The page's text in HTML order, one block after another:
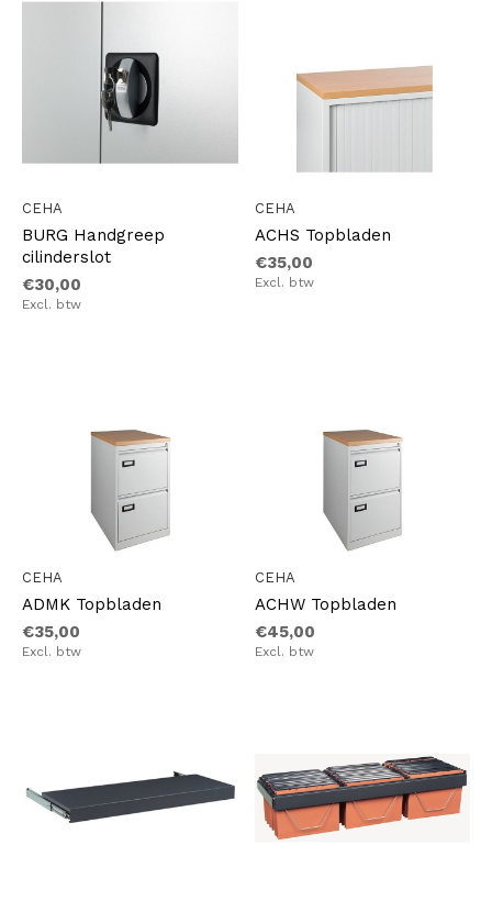
CEHA
BURG Handgreep
cilinderslot
€30,00
Excl. btw
CEHA
ACHS Topbladen
€35,00
Excl. btw
CEHA
ADMK Topbladen
€35,00
Excl. btw
CEHA
ACHW Topbladen
€45,00
Excl. btw